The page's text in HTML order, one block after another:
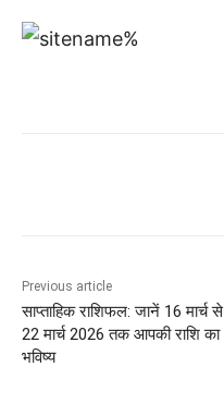
Previous article
साप्ताहिक राशिफल: जानें 16 मार्च से
22 मार्च 2026 तक आपकी राशि का
भविष्य